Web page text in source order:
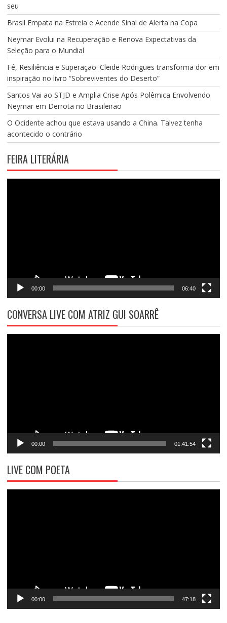
seu
Brasil Empata na Estreia e Acende Sinal de Alerta na Copa
Neymar Evolui na Recuperação e Renova Expectativas da
Seleção para o Mundial
Fé, Resiliência e Superação: Cleide Rodrigues transforma dor em
inspiração no livro “Sobreviventes do Deserto”
Santos Vai ao STJD e Amplia Crise Após Polêmica Envolvendo
Neymar em Derrota no Brasileirão
O Ocidente achou que estava usando a China. Talvez tenha
acontecido o contrário
FEIRA LITERÁRIA
00:00 06:40
CONVERSA LIVE COM ATRIZ GUI SOARRÊ
00:00 01:41:54
LIVE COM POETA
00:00 47:18